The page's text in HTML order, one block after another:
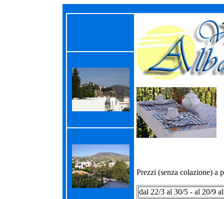
Prezzi (senza colazione) a
dal 22/3 al 30/5 - al 20/9